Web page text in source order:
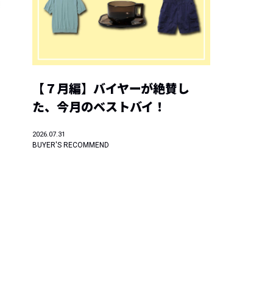
【７月編】バイヤーが絶賛し
た、今月のベストバイ！
2026.07.31
BUYER'S RECOMMEND